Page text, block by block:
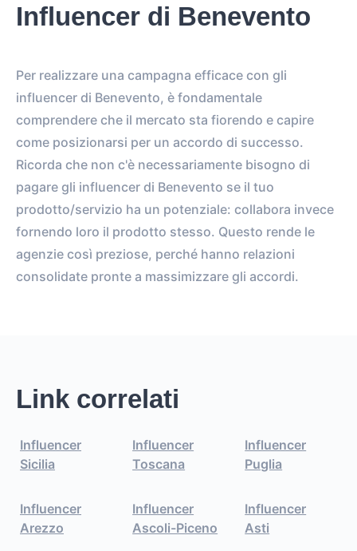
Influencer di Benevento
Per realizzare una campagna efficace con gli
influencer di Benevento, è fondamentale
comprendere che il mercato sta fiorendo e capire
come posizionarsi per un accordo di successo.
Ricorda che non c'è necessariamente bisogno di
pagare gli influencer di Benevento se il tuo
prodotto/servizio ha un potenziale: collabora invece
fornendo loro il prodotto stesso. Questo rende le
agenzie così preziose, perché hanno relazioni
consolidate pronte a massimizzare gli accordi.
Link correlati
Influencer
Sicilia
Influencer
Toscana
Influencer
Puglia
Influencer
Arezzo
Influencer
Ascoli-Piceno
Influencer
Asti